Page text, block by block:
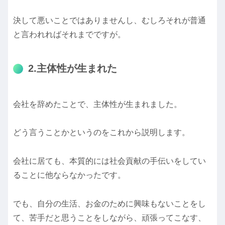
決して悪いことではありませんし、むしろそれが普通
と言われればそれまでですが。
2.主体性が生まれた
会社を辞めたことで、主体性が生まれました。
どう言うことかというのをこれから説明します。
会社に居ても、本質的には社会貢献の手伝いをしてい
ることに他ならなかったです。
でも、自分の生活、お金のために興味もないことをし
て、苦手だと思うことをしながら、頑張ってこなす、